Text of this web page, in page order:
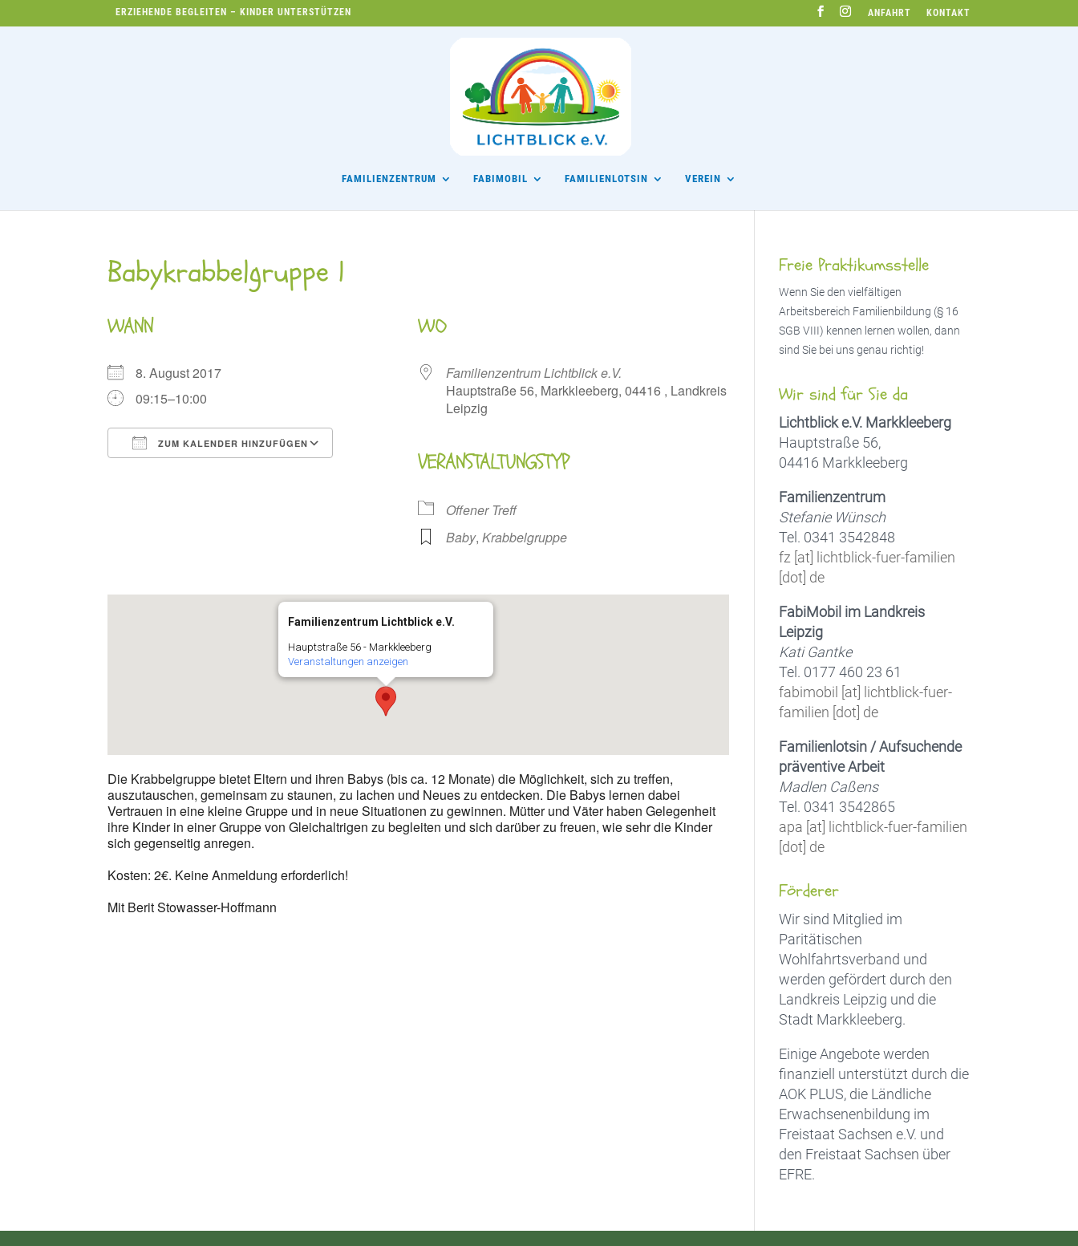
ERZIEHENDE BEGLEITEN – KINDER UNTERSTÜTZEN ANFAHRT KONTAKT
FAMILIENZENTRUM FABIMOBIL FAMILIENLOTSIN VEREIN
Babykrabbelgruppe 1
WANN
8. August 2017
09:15–10:00
ZUM KALENDER HINZUFÜGEN
Google Kalender iCalendar Office 365
WO
Familienzentrum Lichtblick e.V.
Hauptstraße 56, Markkleeberg, 04416 , Landkreis
Leipzig
VERANSTALTUNGSTYP
Offener Treff
Baby,Krabbelgruppe
Familienzentrum Lichtblick e.V.
Hauptstraße 56 - Markkleeberg
Veranstaltungen anzeigen
Die Krabbelgruppe bietet Eltern und ihren Babys (bis ca. 12 Monate) die Möglichkeit, sich zu treffen,
auszutauschen, gemeinsam zu staunen, zu lachen und Neues zu entdecken. Die Babys lernen dabei
Vertrauen in eine kleine Gruppe und in neue Situationen zu gewinnen. Mütter und Väter haben Gelegenheit
ihre Kinder in einer Gruppe von Gleichaltrigen zu begleiten und sich darüber zu freuen, wie sehr die Kinder
sich gegenseitig anregen.
Kosten: 2€. Keine Anmeldung erforderlich!
Mit Berit Stowasser-Hoffmann
Freie Praktikumsstelle
Wenn Sie den vielfältigen
Arbeitsbereich Familienbildung (§ 16
SGB VIII) kennen lernen wollen, dann
sind Sie bei uns genau richtig!
Wir sind für Sie da
Lichtblick e.V. Markkleeberg
Hauptstraße 56,
04416 Markkleeberg
Familienzentrum
Stefanie Wünsch
Tel. 0341 3542848
fz [at] lichtblick-fuer-familien
[dot] de
FabiMobil im Landkreis
Leipzig
Kati Gantke
Tel. 0177 460 23 61
fabimobil [at] lichtblick-fuer-
familien [dot] de
Familienlotsin / Aufsuchende
präventive Arbeit
Madlen Caßens
Tel. 0341 3542865
apa [at] lichtblick-fuer-familien
[dot] de
Förderer
Wir sind Mitglied im
Paritätischen
Wohlfahrtsverband und
werden gefördert durch den
Landkreis Leipzig und die
Stadt Markkleeberg.
Einige Angebote werden
finanziell unterstützt durch die
AOK PLUS, die Ländliche
Erwachsenenbildung im
Freistaat Sachsen e.V. und
den Freistaat Sachsen über
EFRE.